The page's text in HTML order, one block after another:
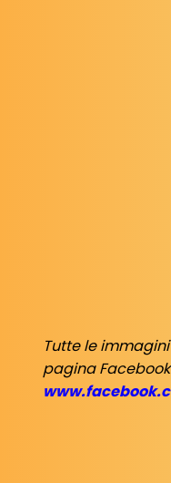
Tutte le
pagina